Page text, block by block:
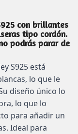
con brillantes
tipo cordón.
podrás parar de
S925 está
lo que le
diseño único lo
lo que lo
para añadir un
Ideal para